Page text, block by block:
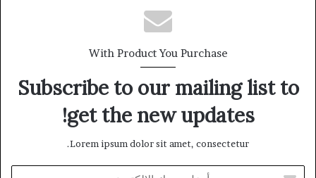
With Product You Purchase
Subscribe to our mailing list to
get the new updates!
Lorem ipsum dolor sit amet, consectetur.